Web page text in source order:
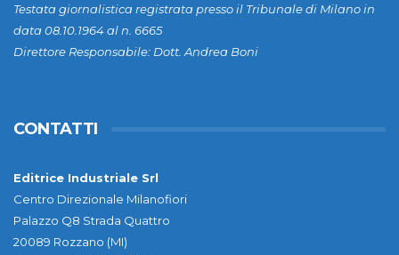
Testata giornalistica registrata presso il Tribunale di Milano in
data 08.10.1964 al n. 6665
Direttore Responsabile: Dott. Andrea Boni
CONTATTI
Editrice Industriale Srl
Centro Direzionale Milanofiori
Palazzo Q8 Strada Quattro
20089 Rozzano (MI)